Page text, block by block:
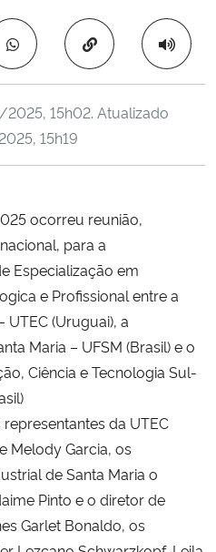
e Comunicações
Direitos Humanos
Copiar para área
15h02. Atualizado
15h19
ocorreu reunião,
para a
Especialização em
e Profissional entre a
UTEC (Uruguai), a
Maria – UFSM (Brasil) e o
Ciência e Tecnologia Sul-
da UTEC
Melody Garcia, os
de Santa Maria o
Pinto e o diretor de
Garlet Bonaldo, os